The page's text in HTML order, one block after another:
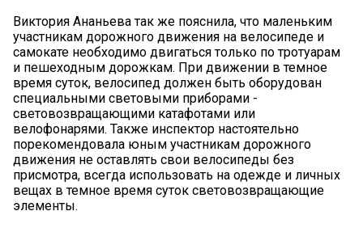
Виктория Ананьева так же пояснила, что маленьким
участникам дорожного движения на велосипеде и
самокате необходимо двигаться только по тротуарам
и пешеходным дорожкам. При движении в темное
время суток, велосипед должен быть оборудован
специальными световыми приборами -
световозвращающими катафотами или
велофонарями. Также инспектор настоятельно
порекомендовала юным участникам дорожного
движения не оставлять свои велосипеды без
присмотра, всегда использовать на одежде и личных
вещах в темное время суток световозвращающие
элементы.